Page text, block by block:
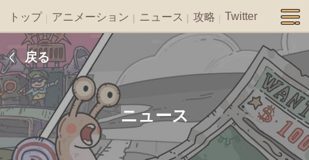
トップ アニメーション ニュース 攻略 Twitter
ニュース
戻る